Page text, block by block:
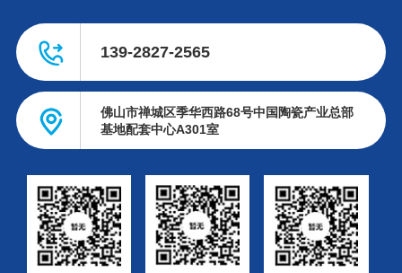
139-2827-2565
佛山市禅城区季华西路68号中国陶瓷产业总部
基地配套中心A301室